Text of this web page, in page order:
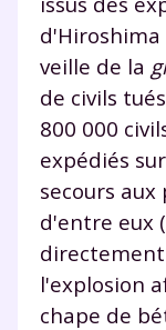
d'Hiroshima
veille de la
de civils
800 000
expédiés
secours
d'entre eux
l'explosion
chape de